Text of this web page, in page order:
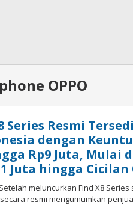
OPPO
Series Resmi
dengan
Rp9 Juta, Mulai
Juta hingga Cicilan
Setelah meluncurkan Find X8
resmi mengumumkan